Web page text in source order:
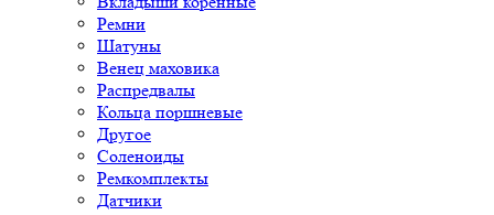
Ремни
Шатуны
Венец маховика
Распредвалы
Кольца поршневые
Другое
Соленоиды
Ремкомплекты
Датчики